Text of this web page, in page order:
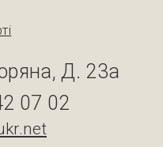
Д. 23а
07 02